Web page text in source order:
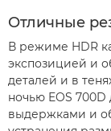
Отличные
В режиме HDR
экспозицией и
деталей и в
ночью EOS
выдержками и